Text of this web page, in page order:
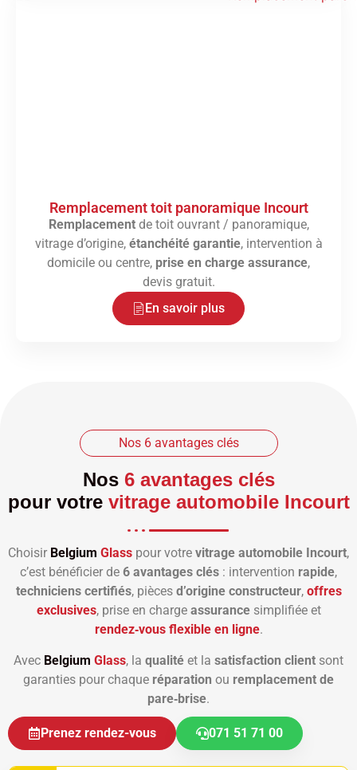
Remplacement toit panoramique Incourt
Remplacementde toit ouvrant / panoramique,
vitrage d’origine, étanchéité garantie, intervention à
domicile ou centre, prise en charge assurance,
devis gratuit.
En savoir plus
Nos 6 avantages clés
Nos 6 avantages clés
pour votre vitrage automobile Incourt
Choisir Belgium Glass pour votre vitrage automobile Incourt,
c’est bénéficier de 6 avantages clés : intervention rapide,
techniciens certifiés, pièces d’origine constructeur, offres
exclusives, prise en charge assurancesimplifiée et
rendez‑vous flexible en ligne.
Avec Belgium Glass, la qualité et la satisfaction client sont
garanties pour chaque réparation ou remplacement de
pare‑brise.
Prenez rendez-vous 071 51 71 00